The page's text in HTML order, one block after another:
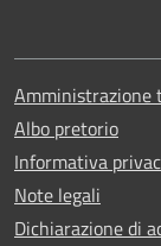
Amministrazione
Albo pretorio
Informativa
Note legali
Dichiarazione di